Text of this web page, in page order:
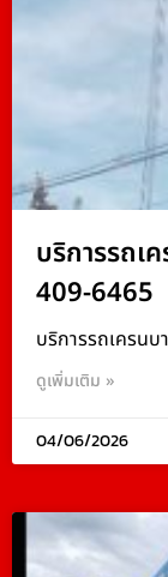
บริการรถเ
409-6465
บริการรถเครน
ดูเพิ่มเติม »
04/06/2026